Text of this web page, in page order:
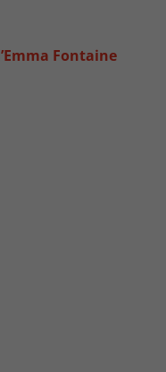
Fontaine